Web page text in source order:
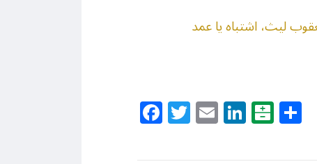
Facebook
Twitter
EmailLinkedIn